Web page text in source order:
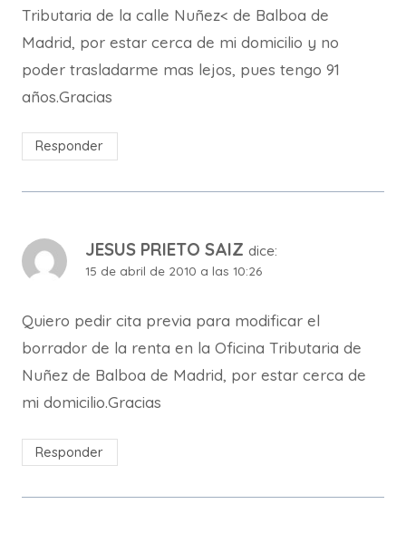
Tributaria de la calle Nuñez< de Balboa de
Madrid, por estar cerca de mi domicilio y no
poder trasladarme mas lejos, pues tengo 91
años.Gracias
Responder
JESUS PRIETO SAIZ dice:
15 de abril de 2010 a las 10:26
Quiero pedir cita previa para modificar el
borrador de la renta en la Oficina Tributaria de
Nuñez de Balboa de Madrid, por estar cerca de
mi domicilio.Gracias
Responder